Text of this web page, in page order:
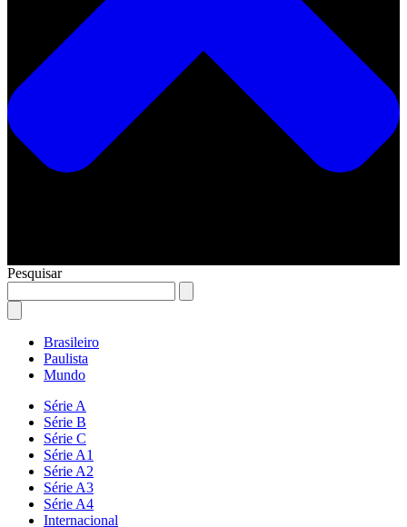
Pesquisar
Brasileiro
Paulista
Mundo
Série A
Série B
Série C
Série A1
Série A2
Série A3
Série A4
Internacional